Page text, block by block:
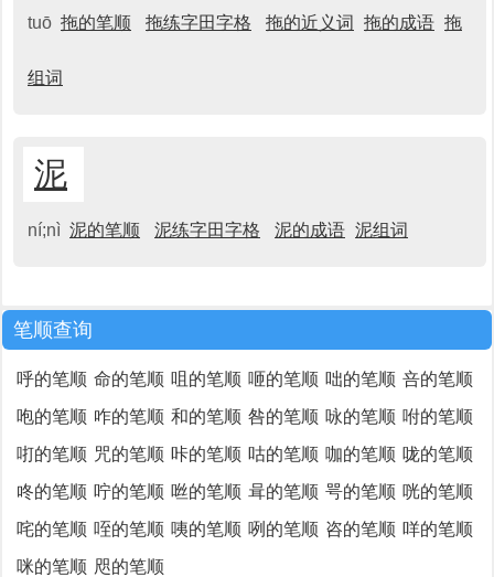
tuō 拖的笔顺 拖练字田字格 拖的近义词 拖的成语 拖
组词
泥
ní;nì 泥的笔顺 泥练字田字格 泥的成语 泥组词
笔顺查询
呼的笔顺 命的笔顺 咀的笔顺 咂的笔顺 咄的笔顺 咅的笔顺
咆的笔顺 咋的笔顺 和的笔顺 咎的笔顺 咏的笔顺 咐的笔顺
咑的笔顺 咒的笔顺 咔的笔顺 咕的笔顺 咖的笔顺 咙的笔顺
咚的笔顺 咛的笔顺 咝的笔顺 咠的笔顺 咢的笔顺 咣的笔顺
咤的笔顺 咥的笔顺 咦的笔顺 咧的笔顺 咨的笔顺 咩的笔顺
咪的笔顺 咫的笔顺